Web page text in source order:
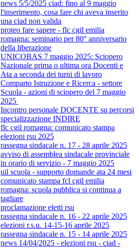
news 5/5/2025 ciad: fino al 9 maggio
l'inserimento, cosa fare chi aveva inserito
una ciad non valida
proteo fare sapere - flc cgil emilia
romagna: seminario per 80° anniversario
della liberazione
UNICOBAS 7 maggio 2025: Sciopero
Nazionale prima o ultima ora Docenti e
Ata a seconda dei turni di lavoro
Comparto Istruzione e Ricerca - settore
Scuola - azioni di sciopero del 7 maggio
2025
Incontro personale DOCENTE su percorsi
specializzazione INDIRE
flc cgil romagna: comunicato stampa
elezioni rsu 2025
rassegna sindacale n. 17 - 28 aprile 2025
avviso di assemblea sindacale provinciale
in orario di servizio - 7 maggio 2025
uil scuola - supporto domande ata 24 mesi
comunicato stampa fcl cgil emilia
romagna: scuola pubblica si continua a
tagliare
proclamazione eletti rsu
rassegna sindacale n. 16 - 22 aprile 2025
elezioni r.s.u. 14-15-16 aprile 2025
rassegna sindacale n. 15 - 14 aprile 2025
news 14/04/2025 - elezioni rsu - ciad -